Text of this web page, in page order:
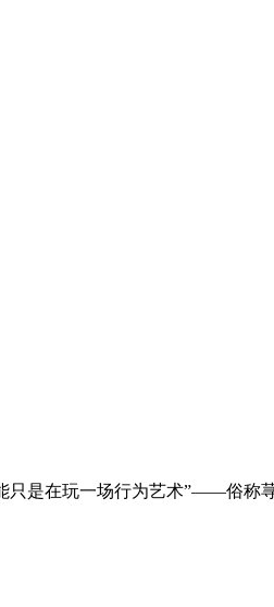
是在玩一场行为艺术”——俗称